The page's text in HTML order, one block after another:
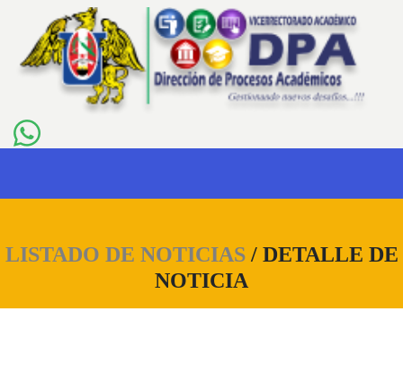
LISTADO DE NOTICIAS / DETALLE DE
NOTICIA